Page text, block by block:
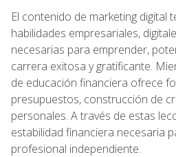
El contenido de marketing digital
habilidades empresariales,
necesarias para emprender,
carrera exitosa y gratificante.
de educación financiera ofrece
presupuestos, construcción de
personales. A través de estas
estabilidad financiera necesaria
profesional independiente.